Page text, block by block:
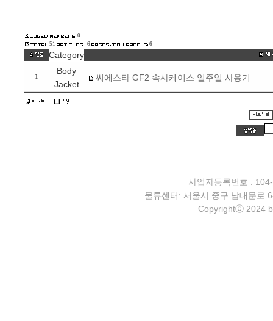
0
51
6 6
Category
1
Body
Jacket
씨에스타 GF2 속사케이스 일주일 사용기
사업자등록번호 :
물류센터: 서울시 중구 남대문로
Copyrightⓒ 2024